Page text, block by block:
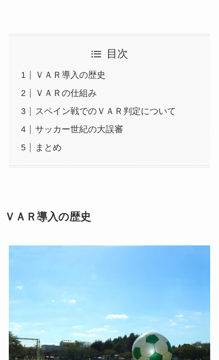
目次
ＶＡＲ導入の歴史
ＶＡＲの仕組み
スペイン戦でのＶＡＲ判定について
サッカー世紀の大誤審
まとめ
ＶＡＲ導入の歴史